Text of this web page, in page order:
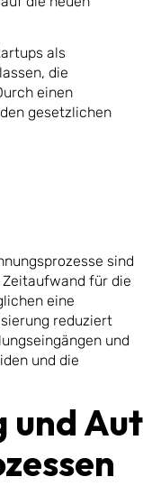
als
die
einen
gesetzlichen
sind
für die
eine
reduziert
und
und die